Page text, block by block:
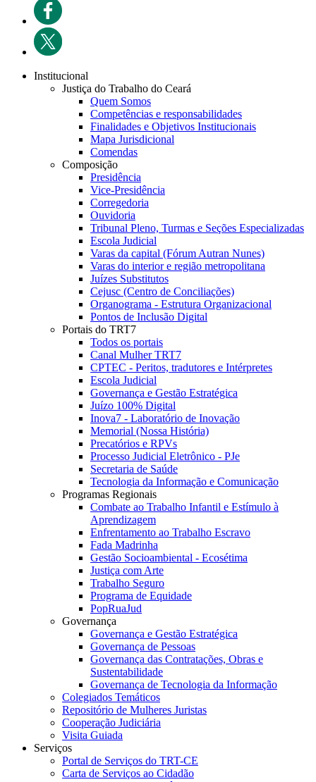
Institucional
Justiça do Trabalho do Ceará
Quem Somos
Competências e responsabilidades
Finalidades e Objetivos Institucionais
Mapa Jurisdicional
Comendas
Composição
Presidência
Vice-Presidência
Corregedoria
Ouvidoria
Tribunal Pleno, Turmas e Seções Especializadas
Escola Judicial
Varas da capital (Fórum Autran Nunes)
Varas do interior e região metropolitana
Juízes Substitutos
Cejusc (Centro de Conciliações)
Organograma - Estrutura Organizacional
Pontos de Inclusão Digital
Portais do TRT7
Todos os portais
Canal Mulher TRT7
CPTEC - Peritos, tradutores e Intérpretes
Escola Judicial
Governança e Gestão Estratégica
Juízo 100% Digital
Inova7 - Laboratório de Inovação
Memorial (Nossa História)
Precatórios e RPVs
Processo Judicial Eletrônico - PJe
Secretaria de Saúde
Tecnologia da Informação e Comunicação
Programas Regionais
Combate ao Trabalho Infantil e Estímulo à
Aprendizagem
Enfrentamento ao Trabalho Escravo
Fada Madrinha
Gestão Socioambiental - Ecosétima
Justiça com Arte
Trabalho Seguro
Programa de Equidade
PopRuaJud
Governança
Governança e Gestão Estratégica
Governança de Pessoas
Governança das Contratações, Obras e
Sustentabilidade
Governança de Tecnologia da Informação
Colegiados Temáticos
Repositório de Mulheres Juristas
Cooperação Judiciária
Visita Guiada
Serviços
Portal de Serviços do TRT-CE
Carta de Serviços ao Cidadão